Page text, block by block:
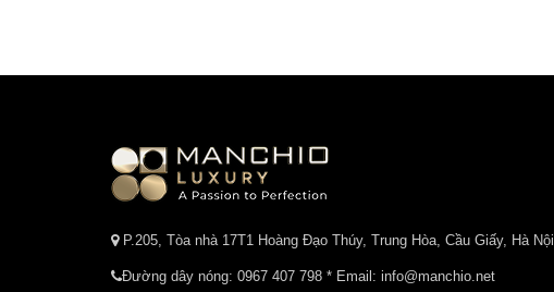
P.205, Tòa nhà 17T1 Hoàng Đạo Thúy, Trung Hòa, Cầu Giấy, Hà Nội
Đường dây nóng: 0967 407 798 * Email: info@manchio.net